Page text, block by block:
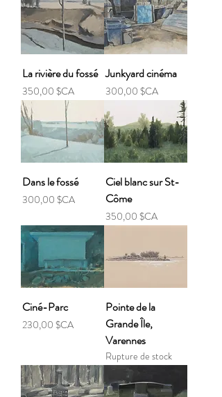
La rivière du fossé
Prix
350,00 $CA
Junkyard cinéma
Prix
300,00 $CA
Dans le fossé
Prix
300,00 $CA
Ciel blanc sur St-
Côme
Prix
350,00 $CA
Ciné-Parc
Prix
230,00 $CA
Pointe de la
Grande Île,
Varennes
Rupture de stock